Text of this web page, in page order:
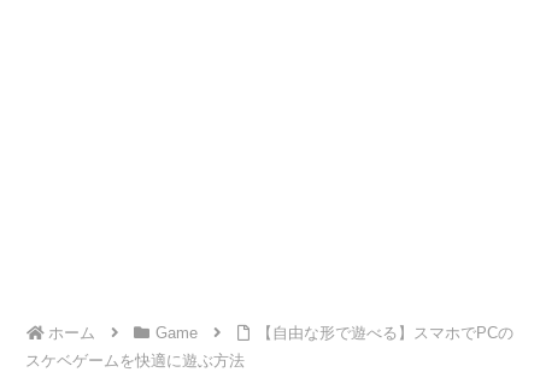
ホーム Game
【自由な形で遊べる】スマホでPCの
スケベゲームを快適に遊ぶ方法